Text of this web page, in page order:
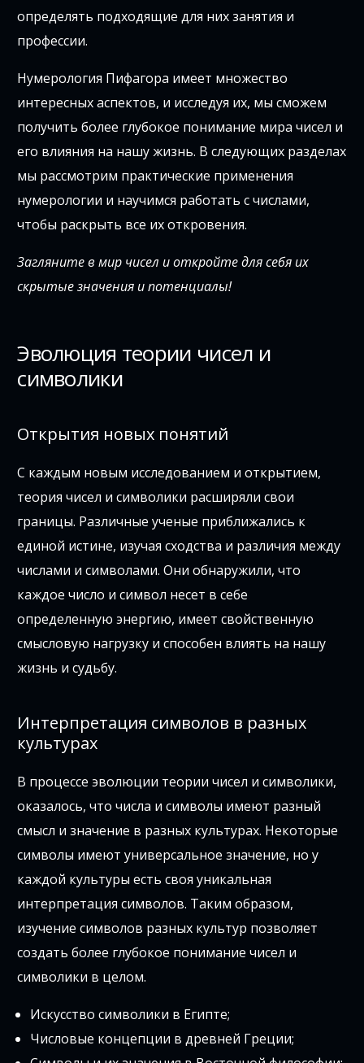
определять подходящие для них занятия и
профессии.
Нумерология Пифагора имеет множество
интересных аспектов, и исследуя их, мы сможем
получить более глубокое понимание мира чисел и
его влияния на нашу жизнь. В следующих разделах
мы рассмотрим практические применения
нумерологии и научимся работать с числами,
чтобы раскрыть все их откровения.
Загляните в мир чисел и откройте для себя их
скрытые значения и потенциалы!
Эволюция теории чисел и
символики
Открытия новых понятий
С каждым новым исследованием и открытием,
теория чисел и символики расширяли свои
границы. Различные ученые приближались к
единой истине, изучая сходства и различия между
числами и символами. Они обнаружили, что
каждое число и символ несет в себе
определенную энергию, имеет свойственную
смысловую нагрузку и способен влиять на нашу
жизнь и судьбу.
Интерпретация символов в разных
культурах
В процессе эволюции теории чисел и символики,
оказалось, что числа и символы имеют разный
смысл и значение в разных культурах. Некоторые
символы имеют универсальное значение, но у
каждой культуры есть своя уникальная
интерпретация символов. Таким образом,
изучение символов разных культур позволяет
создать более глубокое понимание чисел и
символики в целом.
Искусство символики в Египте;
Числовые концепции в древней Греции;